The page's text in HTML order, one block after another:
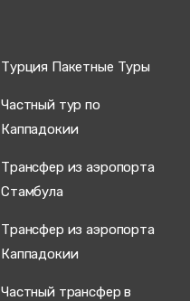
Турция Пакетные Туры
Частный тур по
Каппадокии
Трансфер из аэропорта
Стамбула
Трансфер из аэропорта
Каппадокии
Частный трансфер в